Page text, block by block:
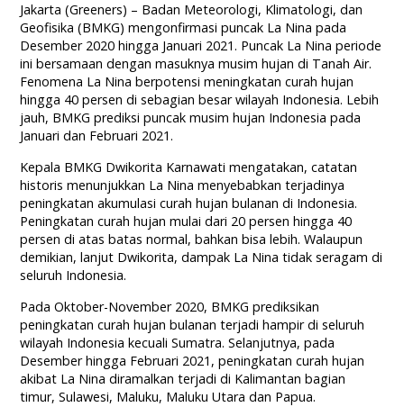
Jakarta (Greeners) – Badan Meteorologi, Klimatologi, dan
Geofisika (BMKG) mengonfirmasi puncak La Nina pada
Desember 2020 hingga Januari 2021. Puncak La Nina periode
ini bersamaan dengan masuknya musim hujan di Tanah Air.
Fenomena La Nina berpotensi meningkatan curah hujan
hingga 40 persen di sebagian besar wilayah Indonesia. Lebih
jauh, BMKG prediksi puncak musim hujan Indonesia pada
Januari dan Februari 2021.
Kepala BMKG Dwikorita Karnawati mengatakan, catatan
historis menunjukkan La Nina menyebabkan terjadinya
peningkatan akumulasi curah hujan bulanan di Indonesia.
Peningkatan curah hujan mulai dari 20 persen hingga 40
persen di atas batas normal, bahkan bisa lebih. Walaupun
demikian, lanjut Dwikorita, dampak La Nina tidak seragam di
seluruh Indonesia.
Pada Oktober-November 2020, BMKG prediksikan
peningkatan curah hujan bulanan terjadi hampir di seluruh
wilayah Indonesia kecuali Sumatra. Selanjutnya, pada
Desember hingga Februari 2021, peningkatan curah hujan
akibat La Nina diramalkan terjadi di Kalimantan bagian
timur, Sulawesi, Maluku, Maluku Utara dan Papua.